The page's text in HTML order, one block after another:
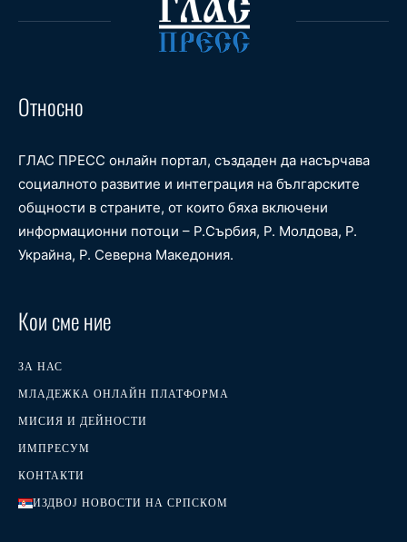
Относно
ГЛАС ПРЕСС онлайн портал, създаден да насърчава
социалното развитие и интеграция на българските
общности в страните, от които бяха включени
информационни потоци – Р.Сърбия, Р. Молдова, Р.
Украйна, Р. Северна Македония.
Кои сме ние
ЗА НАС
МЛАДЕЖКА ОНЛАЙН ПЛАТФОРМА
МИСИЯ И ДЕЙНОСТИ
ИМПРЕСУМ
КОНТАКТИ
ИЗДВОЈ НОВОСТИ НА СРПСКОМ